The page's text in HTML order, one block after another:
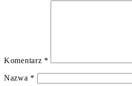
Komentarz *
Nazwa *